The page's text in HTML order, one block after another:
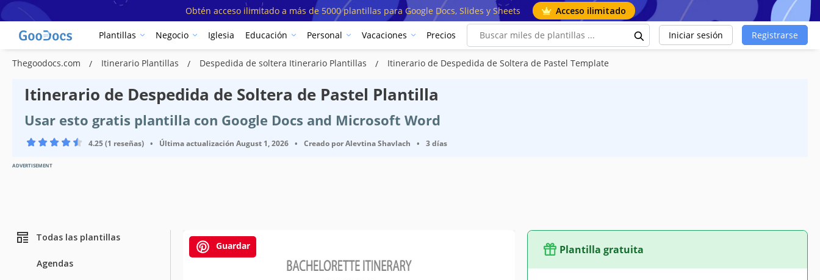
Obtén acceso ilimitado a más de 5000 plantillas para Google Docs, Slides y Sheets Acceso ilimitado
Plantillas Negocio Iglesia Educación Personal Vacaciones Precios Iniciar sesión Registrarse
Thegoodocs.com Itinerario Plantillas Despedida de soltera Itinerario Plantillas Itinerario de Despedida de Soltera de Pastel Template
Itinerario de Despedida de Soltera de Pastel Plantilla
Usar esto gratis plantilla con Google Docs and Microsoft Word
4.25 (1 reseñas) • Última actualización August 1, 2026 • Creado porAlevtina Shavlach • 3 días
ADVERTISEMENT
Todas las plantillas
Agendas
Guardar Plantilla gratuita